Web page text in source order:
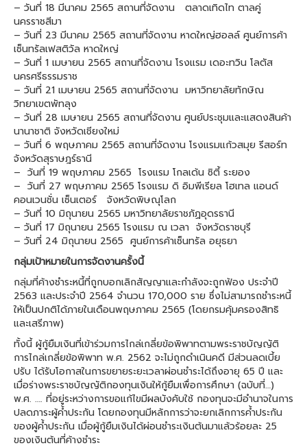
– วันที่ 18 มีนาคม 2565 สถานที่จัดงาน ตลาดเทิดไท ตาลคู่
นครราชสีมา
– วันที่ 23 มีนาคม 2565 สถานที่จัดงาน หาดใหญ่ฮอลล์ ศูนย์การค้า
เซ็นทรัลเฟสติวัล หาดใหญ่
– วันที่ 1 เมษายน 2565 สถานที่จัดงาน โรงแรม เดอะทวิน โลตัส
นครศรีธรรมราช
– วันที่ 21 เมษายน 2565 สถานที่จัดงาน มหาวิทยาลัยทักษิณ
วิทยาเขตพัทลุง
– วันที่ 28 เมษายน 2565 สถานที่จัดงาน ศูนย์ประชุมและแสดงสินค้า
นานาชาติ จังหวัดเชียงใหม่
– วันที่ 6 พฤษภาคม 2565 สถานที่จัดงาน โรงแรมแก้วสมุย รีสอร์ท
จังหวัดสุราษฎร์ธานี
– วันที่ 19 พฤษภาคม 2565 โรงแรม โกลเด้น ซิตี้ ระยอง
– วันที่ 27 พฤษภาคม 2565 โรงแรม ดิ อิมพีเรียล โฮเทล แอนด์
คอนเวนชั่น เซ็นเตอร์ จังหวัดพิษณุโลก
– วันที่ 10 มิถุนายน 2565 มหาวิทยาลัยราชภัฏอุดรธานี
– วันที่ 17 มิถุนายน 2565 โรงแรม ณ เวลา จังหวัดราชบุรี
– วันที่ 24 มิถุนายน 2565 ศูนย์การค้าเซ็นทรัล อยุธยา
กลุ่มเป้าหมายในการจัดงานครั้งนี้
กลุ่มที่ค้างชำระหนี้ที่ถูกบอกเลิกสัญญาและกำลังจะถูกฟ้อง ประจำปี
2563 และประจำปี 2564 จำนวน 170,000 ราย ซึ่งไม่สามารถชำระหนี้
ให้เป็นปกติได้ภายในเดือนพฤษภาคม 2565 (โดยกรมคุ้มครองสิทธิ
และเสรีภาพ)
ทั้งนี้ ผู้กู้ยืมเงินที่เข้าร่วมการไกล่เกลี่ยข้อพิพาทตามพระราชบัญญัติ
การไกล่เกลี่ยข้อพิพาท พ.ศ. 2562 จะไม่ถูกดำเนินคดี มีส่วนลดเบี้ย
ปรับ ได้รับโอกาสในการขยายระยะเวลาผ่อนชำระได้ถึงอายุ 65 ปี และ
เมื่อร่างพระราชบัญญัติกองทุนเงินให้กู้ยืมเพื่อการศึกษา (ฉบับที่…)
พ.ศ. …. ที่อยู่ระหว่างการขอแก้ไขมีผลบังคับใช้ กองทุนจะมีอำนาจในการ
ปลดภาระผู้ค้ำประกัน โดยกองทุนมีหลักการว่าจะยกเลิกการค้ำประกัน
ของผู้ค้ำประกัน เมื่อผู้กู้ยืมเงินได้ผ่อนชำระเงินต้นมาแล้วร้อยละ 25
ของเงินต้นที่ค้างชำระ